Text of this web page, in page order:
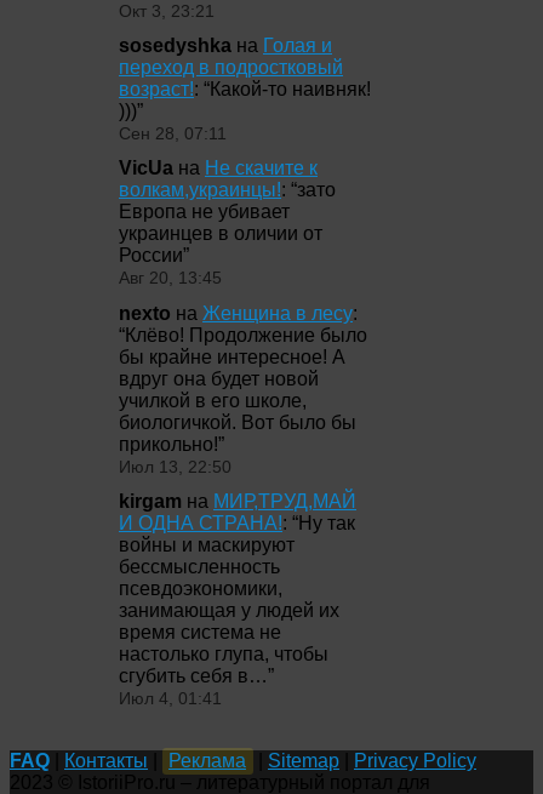
Окт 3, 23:21
sosedyshka на Голая и
переход в подростковый
возраст!: “Какой-то наивняк!
)))”
Сен 28, 07:11
VicUa на Не скачите к
волкам,украинцы!: “зато
Европа не убивает
украинцев в оличии от
России”
Авг 20, 13:45
nexto на Женщина в лесу:
“Клёво! Продолжение было
бы крайне интересное! А
вдруг она будет новой
училкой в его школе,
биологичкой. Вот было бы
прикольно!”
Июл 13, 22:50
kirgam на МИР,ТРУД,МАЙ
И ОДНА СТРАНА!: “Ну так
войны и маскируют
бессмысленность
псевдоэкономики,
занимающая у людей их
время система не
настолько глупа, чтобы
сгубить себя в…”
Июл 4, 01:41
FAQ Контакты Реклама Sitemap
Privacy Policy